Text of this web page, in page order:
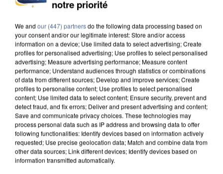
DE SOLIDARITÉ AVEC LES...
notre priorité
We and our (447) partnersdo the following data processing based on
your consent and/or our legitimate interest: Store and/or access
information on a device; Use limited data to select advertising; Create
profiles for personalised advertising; Use profiles to select personalised
advertising; Measure advertising performance; Measure content
performance; Understand audiences through statistics or combinations
of data from different sources; Develop and improve services; Create
profiles to personalise content; Use profiles to select personalised
content; Use limited data to select content; Ensure security, prevent and
detect fraud, and fix errors; Deliver and present advertising and content;
Save and communicate privacy choices. These technologies may
process personal data such as IP address and browsing data to offer
following functionalities: Identify devices based on information actively
requested; Use precise geolocation data; Match and combine data from
other data sources; Link different devices; Identify devices based on
information transmitted automatically.